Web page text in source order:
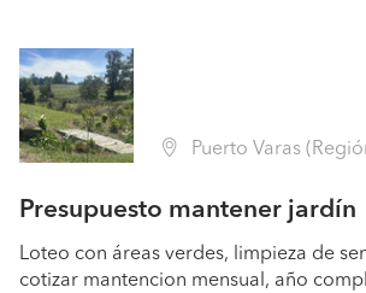
Puerto Varas (Región X Los Lagos -
Presupuesto mantener jardín
Loteo con áreas verdes, limpieza de
cotizar mantencion mensual, año